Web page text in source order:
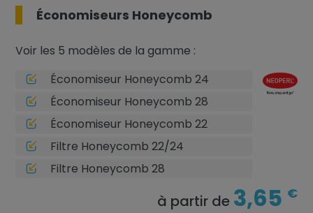
Économiseurs Honeycomb
Voir les 5 modèles de la gamme :
Économiseur Honeycomb 24
Économiseur Honeycomb 28
Économiseur Honeycomb 22
Filtre Honeycomb 22/24
Filtre Honeycomb 28
à partir de 3,65 €